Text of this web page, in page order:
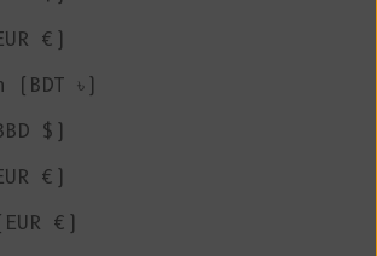
€)
(BDT ৳)
$)
€)
€)